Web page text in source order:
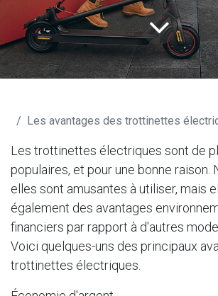
Les avantages des trottinettes
Les trottinettes électriques sont de
populaires, et pour une bonne raison.
elles sont amusantes à utiliser, mais
également des avantages
financiers par rapport à d'autres
Voici quelques-uns des principaux
trottinettes électriques.